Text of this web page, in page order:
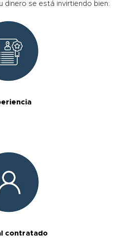
dinero se está invirtiendo bien:
contratado